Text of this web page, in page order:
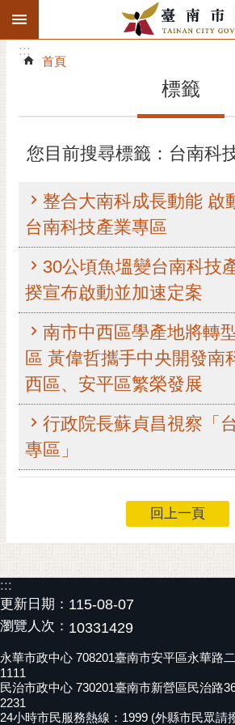
跳到主要內容區塊
搜
階
精彩府城
市府團隊
主題服務
市政資訊
市民互動
黃
偉
螢
光
桐
花
祭
網
站
導
覽
訂
:::
:::
首頁
標籤
您目前搜尋標籤：台南科
整合大南科成長動能 啟
台南科技產業專區
30公頃魚塭變台南科
揆宣布啟動並加速定案
南市中西區學產地將轉
區 黃偉哲攜手中央開發南
西區、安平區繁榮發展
行政院長蘇貞昌視察「
專區」
回上一頁
:::
更新日期： 115-08-07
瀏覽人次： 10331429
永華市政中心 708201臺南市安平區永華路
1111
民治市政中心 730201臺南市新營區民治路
2231
24小時市民服務熱線：1999 (外縣市民眾請